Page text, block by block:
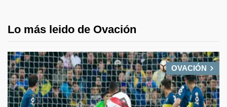
Lo más leido de Ovación
OVACIÓN